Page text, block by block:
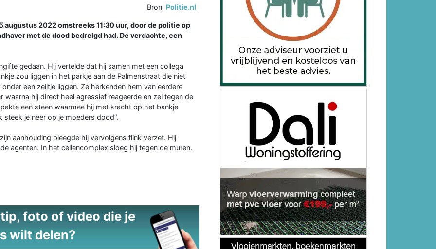
Bron: Politie.nl
augustus 2022 omstreeks 11:30 uur, door de politie op
met de dood bedreigd had. De verdachte, een
gedaan. Hij vertelde dat hij samen met een collega
zou liggen in het parkje aan de Palmenstraat die niet
een zeiltje liggen. Ze herkenden hem van eerdere
hij direct heel agressief reageerde en zei tegen de
een steen waarmee hij met kracht op het bankje
je neer op je moeders dood”.
aanhouding pleegde hij vervolgens flink verzet. Hij
agenten. In het cellencomplex sloeg hij tegen de muren.
foto of video die je
wilt delen?